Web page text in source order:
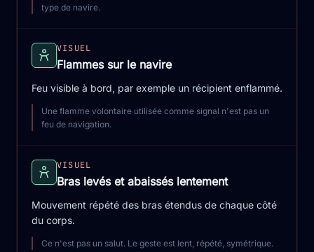
type de navire.
VISUEL
Flammes sur le navire
Feu visible à bord, par exemple un récipient enflammé.
Une flamme volontaire utilisée comme signal n'est pas un
feu de navigation.
VISUEL
Bras levés et abaissés lentement
Mouvement répété des bras étendus de chaque côté
du corps.
Ce n'est pas un salut. Le geste est lent, répété, symétrique.